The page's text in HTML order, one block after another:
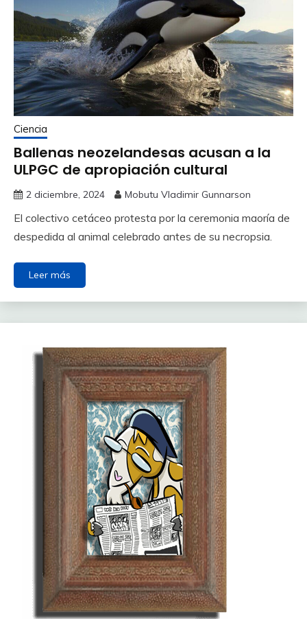
Ciencia
Ballenas neozelandesas acusan a la
ULPGC de apropiación cultural
2 diciembre, 2024 Mobutu Vladimir Gunnarson
El colectivo cetáceo protesta por la ceremonia maoría de
despedida al animal celebrado antes de su necropsia.
Leer más